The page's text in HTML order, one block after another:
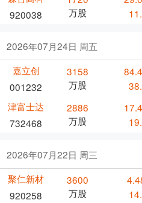
920038
万股
2026年07月24日 周五
嘉立创
001232
3158
万股
津富士达
732468
2886
万股
2026年07月22日 周三
聚仁新材
920258
3600
万股